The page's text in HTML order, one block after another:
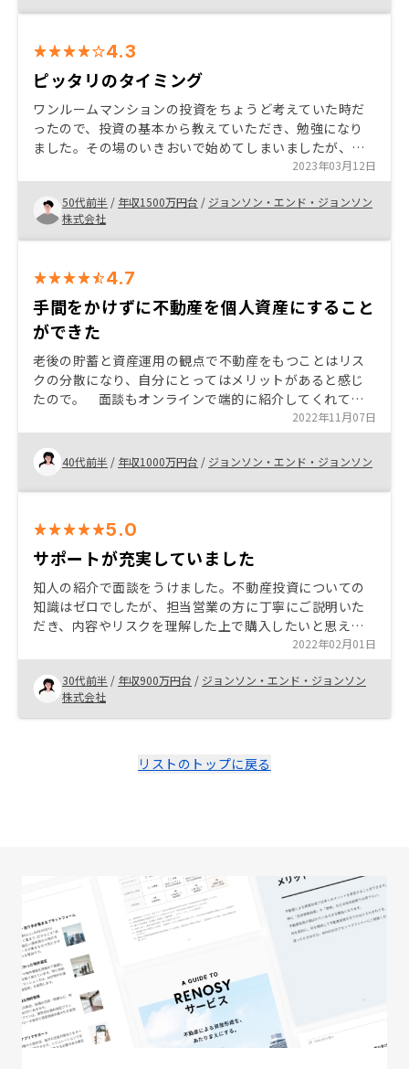
4.3
ピッタリのタイミング
ワンルームマンションの投資をちょうど考えていた時だ
ったので、投資の基本から教えていただき、勉強になり
ました。その場のいきおいで始めてしまいましたが、ち
ゃんと入金ができて契約も進んでいるようで安心してい
るところです。 対面で営業を一度はした方がいいと思い
ます。騙されているんじゃないかと思うので
2023年03月12日
50代前半 / 年収1500万円台 / ジョンソン・エンド・ジョンソン
株式会社
4.7
手間をかけずに不動産を個人資産にすること
ができた
老後の貯蓄と資産運用の観点で不動産をもつことはリス
クの分散になり、自分にとってはメリットがあると感じ
たので。 面談もオンラインで端的に紹介してくれてわ
かりやすかった。担当者の方の熱意があった。デメリッ
ト以上にメリットを感じることができた。
2022年11月07日
40代前半 / 年収1000万円台 / ジョンソン・エンド・ジョンソン
5.0
サポートが充実していました
知人の紹介で面談をうけました。不動産投資についての
知識はゼロでしたが、担当営業の方に丁寧にご説明いた
だき、内容やリスクを理解した上で購入したいと思えま
した。購入時の手続きの煩雑さを体験してみて、これは
個人でやるのは難しいと感じたため、RENOSY経由で購
入し、契約もサポートしてもらえてよかったです。 契約
時点ではありません。
2022年02月01日
30代前半 / 年収900万円台 / ジョンソン・エンド・ジョンソン
株式会社
リストのトップに戻る